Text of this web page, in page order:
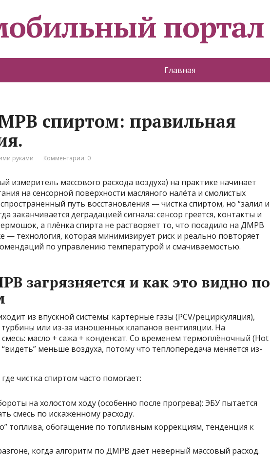
портал
Главная
спиртом: правильная
руками Комментарии: 0
измеритель массового расхода воздуха) на практике начинает
на сенсорной поверхности масляного налёта и смолистых
путь восстановления — чистка спиртом, но “залил и
заканчивается деградацией сигнала: сенсор греется, контакты и
а плёнка спирта не растворяет то, что посадило на ДМРВ
— технология, которая минимизирует риск и реально повторяет
по управлению температурой и смачиваемостью.
загрязняется и как это видно по
из впускной системы: картерные газы (PCV/рециркуляция),
или из-за изношенных клапанов вентиляции. На
смесь: масло + сажа + конденсат. Со временем термоплёночный (Hot
“видеть” меньше воздуха, потому что теплопередача меняется из-
чистка спиртом часто помогает:
на холостом ходу (особенно после прогрева): ЭБУ пытается
смесь по искажённому расходу.
топлива, обогащение по топливным коррекциям, тенденция к
когда алгоритм по ДМРВ даёт неверный массовый расход.